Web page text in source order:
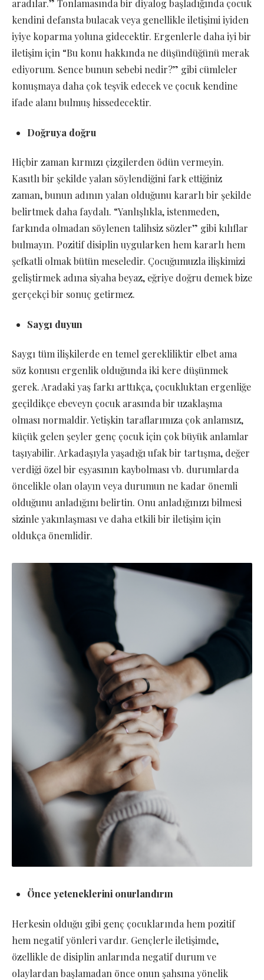
aradılar.” Tonlamasında bir diyalog başladığında çocuk
kendini defansta bulacak veya genellikle iletişimi iyiden
iyiye koparma yoluna gidecektir. Ergenlerle daha iyi bir
iletişim için “Bu konu hakkında ne düşündüğünü merak
ediyorum. Sence bunun sebebi nedir?” gibi cümleler
konuşmaya daha çok teşvik edecek ve çocuk kendine
ifade alanı bulmuş hissedecektir.
Doğruya doğru
Hiçbir zaman kırmızı çizgilerden ödün vermeyin.
Kasıtlı bir şekilde yalan söylendiğini fark ettiğiniz
zaman, bunun adının yalan olduğunu kararlı bir şekilde
belirtmek daha faydalı. “Yanlışlıkla, istenmeden,
farkında olmadan söylenen talihsiz sözler” gibi kılıflar
bulmayın. Pozitif disiplin uygularken hem kararlı hem
şefkatli olmak bütün meseledir. Çocuğumuzla ilişkimizi
geliştirmek adına siyaha beyaz, eğriye doğru demek bize
gerçekçi bir sonuç getirmez.
Saygı duyun
Saygı tüm ilişkilerde en temel gerekliliktir elbet ama
söz konusu ergenlik olduğunda iki kere düşünmek
gerek. Aradaki yaş farkı arttıkça, çocukluktan ergenliğe
geçildikçe ebeveyn çocuk arasında bir uzaklaşma
olması normaldir. Yetişkin taraflarımıza çok anlamsız,
küçük gelen şeyler genç çocuk için çok büyük anlamlar
taşıyabilir. Arkadaşıyla yaşadığı ufak bir tartışma, değer
verdiği özel bir eşyasının kaybolması vb. durumlarda
öncelikle olan olayın veya durumun ne kadar önemli
olduğunu anladığını belirtin. Onu anladığınızı bilmesi
sizinle yakınlaşması ve daha etkili bir iletişim için
oldukça önemlidir.
Önce yeteneklerini onurlandırın
Herkesin olduğu gibi genç çocuklarında hem pozitif
hem negatif yönleri vardır. Gençlerle iletişimde,
özellikle de disiplin anlarında negatif durum ve
olaylardan başlamadan önce onun şahsına yönelik